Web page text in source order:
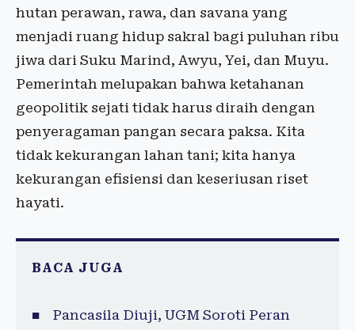
hutan perawan, rawa, dan savana yang
menjadi ruang hidup sakral bagi puluhan ribu
jiwa dari Suku Marind, Awyu, Yei, dan Muyu.
Pemerintah melupakan bahwa ketahanan
geopolitik sejati tidak harus diraih dengan
penyeragaman pangan secara paksa. Kita
tidak kekurangan lahan tani; kita hanya
kekurangan efisiensi dan keseriusan riset
hayati.
BACA JUGA
Pancasila Diuji, UGM Soroti Peran